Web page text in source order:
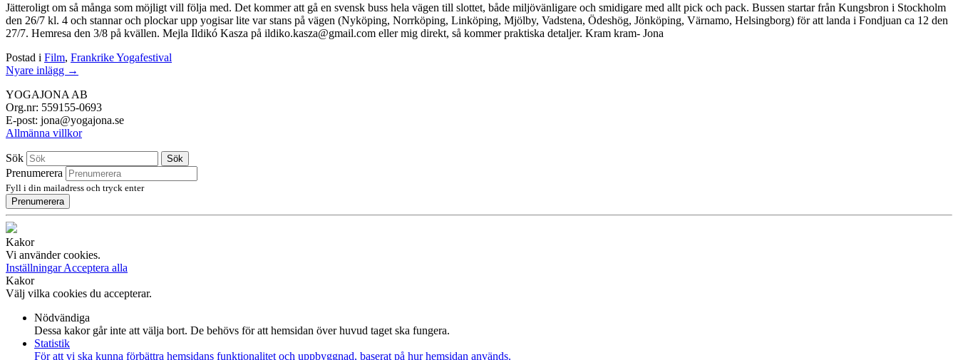
Jätteroligt om så många som möjligt vill följa med. Det kommer att gå en svensk buss hela vägen till slottet, både miljövänligare och smidigare med allt pick och pack. Bussen startar från Kungsbron i Stockholm
den 26/7 kl. 4 och stannar och plockar upp yogisar lite var stans på vägen (Nyköping, Norrköping, Linköping, Mjölby, Vadstena, Ödeshög, Jönköping, Värnamo, Helsingborg) för att landa i Fondjuan ca 12 den
27/7. Hemresa den 3/8 på kvällen. Mejla Ildikó Kasza på ildiko.kasza@gmail.com eller mig direkt, så kommer praktiska detaljer. Kram kram- Jona
Postad i Film, Frankrike Yogafestival
Inläggsnavigation
Nyare inlägg →
YOGAJONA AB
Org.nr: 559155-0693
E-post: jona@yogajona.se
Allmänna villkor
Sök Sök
Prenumerera
Fyll i din mailadress och tryck enter
Prenumerera
Kakor
Vi använder cookies.
InställningarAcceptera alla
Kakor
Välj vilka cookies du accepterar.
Nödvändiga
Dessa kakor går inte att välja bort. De behövs för att hemsidan över huvud taget ska fungera.
Statistik
För att vi ska kunna förbättra hemsidans funktionalitet och uppbyggnad, baserat på hur hemsidan används.